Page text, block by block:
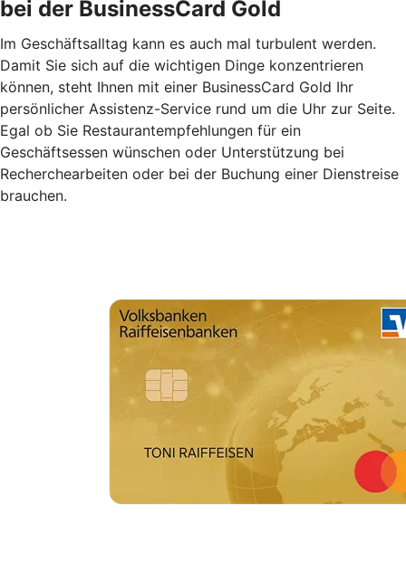
bei der BusinessCard Gold
Im Geschäftsalltag kann es auch mal turbulent werden.
Damit Sie sich auf die wichtigen Dinge konzentrieren
können, steht Ihnen mit einer BusinessCard Gold Ihr
persönlicher Assistenz-Service rund um die Uhr zur Seite.
Egal ob Sie Restaurantempfehlungen für ein
Geschäftsessen wünschen oder Unterstützung bei
Recherchearbeiten oder bei der Buchung einer Dienstreise
brauchen.